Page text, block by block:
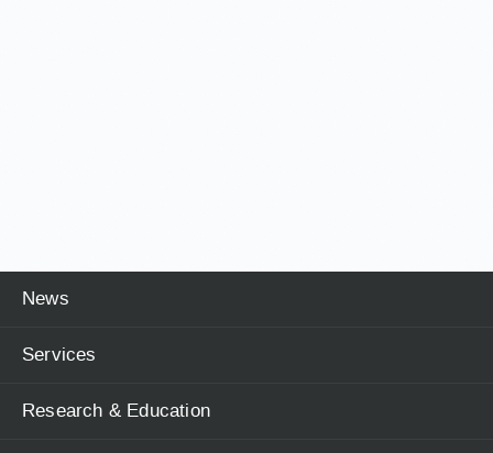
News
Services
Research & Education